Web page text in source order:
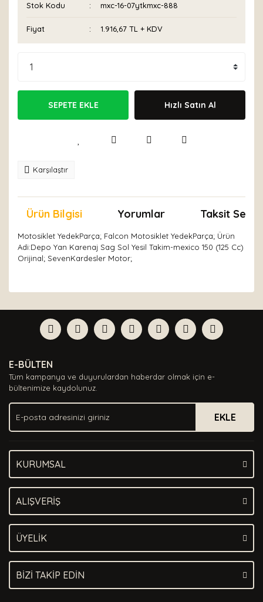
Stok Kodu mxc-16-07ytkmxc-888
Fiyat 1.916,67 TL + KDV
SEPETE EKLE Hızlı Satın Al
Karşılaştır
Ürün Bilgisi Yorumlar Taksit
Motosiklet YedekParça; Falcon Motosiklet YedekParça; Ürün
Adi:Depo Yan Karenaj Sag Sol Yesil Takim-mexico 150 (125 Cc)
Orijinal; SevenKardesler Motor;
Yorum Yaz
formunu kullanarak tarafımıza iletebilirsiniz.
Görüş ve önerileriniz için teşekkür ederiz.
Ürün açıklamasında eksik bilgiler bulunuyor.
Ürün bilgilerinde hatalar bulunuyor.
Ürün fiyatı diğer sitelerden daha pahalı.
Bu ürüne benzer farklı alternatifler olmalı.
E-BÜLTEN
Tüm kampanya ve duyurulardan haberdar olmak için e-
bültenimize kaydolunuz.
EKLE
KURUMSAL
ALIŞVERİŞ
ÜYELİK
BİZİ TAKİP EDİN